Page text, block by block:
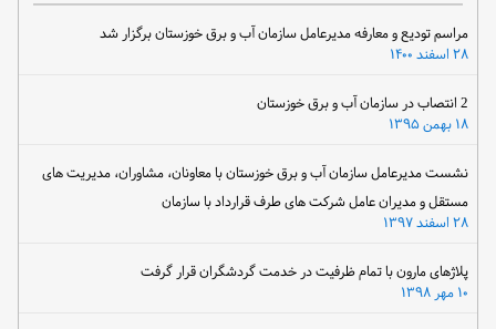
مراسم تودیع و معارفه مدیرعامل سازمان آب و برق خوزستان برگزار شد
۲۸ اسفند ۱۴۰۰
۱۸ بهمن ۱۳۹۵
نشست مدیرعامل سازمان آب و برق خوزستان با معاونان، مشاوران، مدیریت های
مستقل و مدیران عامل شرکت های طرف قرارداد با سازمان
۲۸ اسفند ۱۳۹۷
پلاژهای مارون با تمام ظرفیت در خدمت گردشگران قرار گرفت